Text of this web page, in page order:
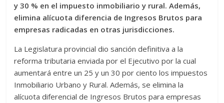
y 30 % en el impuesto inmobiliario y rural. Además,
elimina alícuota diferencia de Ingresos Brutos para
empresas radicadas en otras jurisdicciones.
La Legislatura provincial dio sanción definitiva a la
reforma tributaria enviada por el Ejecutivo por la cual
aumentará entre un 25 y un 30 por ciento los impuestos
Inmobiliario Urbano y Rural. Además, se elimina la
alícuota diferencial de Ingresos Brutos para empresas